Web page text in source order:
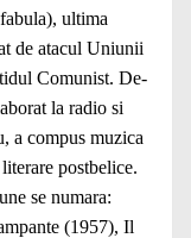
ultima
de atacul Uniunii
Comunist. De-
la radio si
a compus muzica
postbelice.
se numara:
(1957), Il